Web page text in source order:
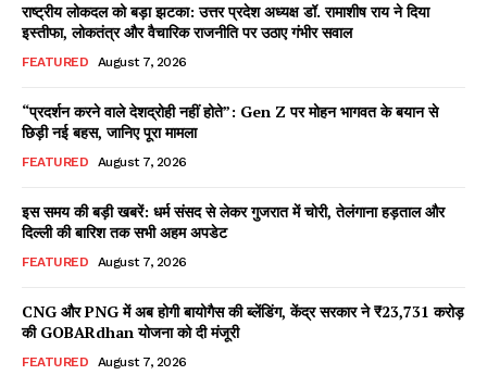
Facebook
X WhatsApp
Share
Read Latest News on AIN
राष्ट्रीय लोकदल को बड़ा झटका: उत्तर प्रदेश अध्यक्ष डॉ. रामाशीष राय ने दिया
इस्तीफा, लोकतंत्र और वैचारिक राजनीति पर उठाए गंभीर सवाल
FEATURED August 7, 2026
“प्रदर्शन करने वाले देशद्रोही नहीं होते”: Gen Z पर मोहन भागवत के बयान से
छिड़ी नई बहस, जानिए पूरा मामला
FEATURED August 7, 2026
इस समय की बड़ी खबरें: धर्म संसद से लेकर गुजरात में चोरी, तेलंगाना हड़ताल और
दिल्ली की बारिश तक सभी अहम अपडेट
FEATURED August 7, 2026
CNG और PNG में अब होगी बायोगैस की ब्लेंडिंग, केंद्र सरकार ने ₹23,731 करोड़
की GOBARdhan योजना को दी मंजूरी
FEATURED August 7, 2026